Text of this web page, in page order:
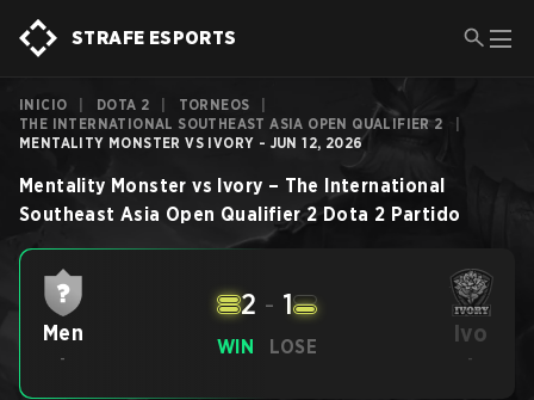
STRAFE ESPORTS
INICIO DOTA 2 TORNEOS
THE INTERNATIONAL SOUTHEAST ASIA OPEN QUALIFIER 2
MENTALITY MONSTER VS IVORY - JUN 12, 2026
Mentality Monster vs Ivory – The International
Southeast Asia Open Qualifier 2 Dota 2 Partido
Men
-
WIN
2 - 1
LOSE Ivo
-